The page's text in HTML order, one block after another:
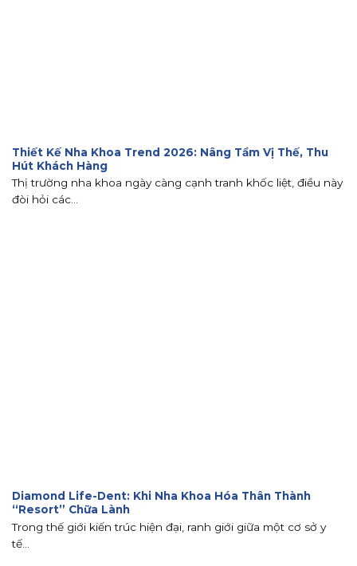
Thiết Kế Nha Khoa Trend 2026: Nâng Tầm Vị Thế, Thu
Hút Khách Hàng
Thị trường nha khoa ngày càng cạnh tranh khốc liệt, điều này
đòi hỏi các...
Diamond Life-Dent: Khi Nha Khoa Hóa Thân Thành
“Resort” Chữa Lành
Trong thế giới kiến trúc hiện đại, ranh giới giữa một cơ sở y
tế...